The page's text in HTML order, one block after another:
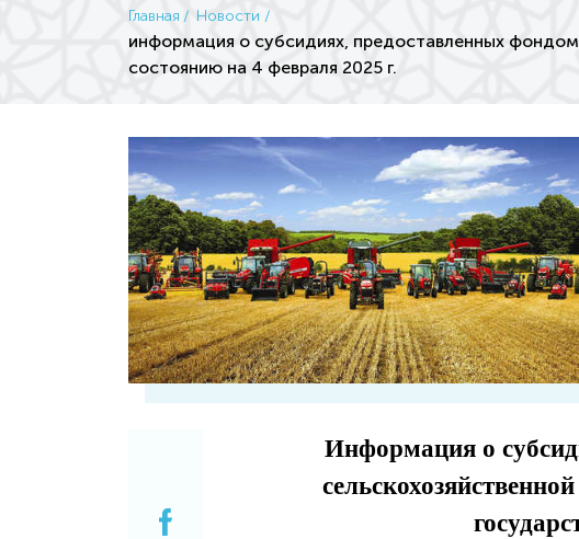
Главная Новости
информация о субсидиях, предоставленных
состоянию на 4 февраля 2025 г.
Информация о